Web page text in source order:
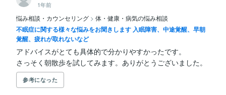
1年前
悩み相談・カウンセリング > 体・健康・病気の悩み相談
不眠症に関する様々な悩みをお聞きします 入眠障害、中途覚醒、早朝
覚醒、疲れが取れないなど
アドバイスがとても具体的で分かりやすかったです。
さっそく朝散歩を試してみます。ありがとうございました。
参考になった